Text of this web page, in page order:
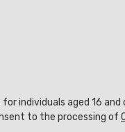
individuals aged 16 and
to the processing of